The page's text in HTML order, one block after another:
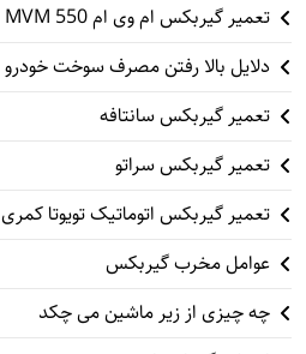
تعمیر گیربکس ام وی ام 550 MVM
دلایل بالا رفتن مصرف سوخت خودرو
تعمیر گیربکس سانتافه
تعمیر گیربکس سراتو
تعمیر گیربکس اتوماتیک تویوتا کمری
عوامل مخرب گیربکس
چه چیزی از زیر ماشین می چکد